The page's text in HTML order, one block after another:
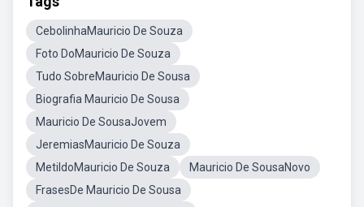
CebolinhaMauricio De Souza
Foto DoMauricio De Souza
Tudo SobreMauricio De Sousa
Biografia Mauricio De Sousa
Mauricio De SousaJovem
JeremiasMauricio De Souza
MetildoMauricio De Souza
Mauricio De SousaNovo
FrasesDe Mauricio De Sousa